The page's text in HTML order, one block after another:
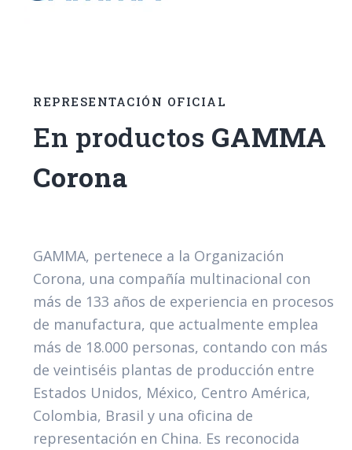
REPRESENTACIÓN OFICIAL
En productos GAMMA
Corona
GAMMA, pertenece a la Organización
Corona, una compañía multinacional con
más de 133 años de experiencia en procesos
de manufactura, que actualmente emplea
más de 18.000 personas, contando con más
de veintiséis plantas de producción entre
Estados Unidos, México, Centro América,
Colombia, Brasil y una oficina de
representación en China. Es reconocida